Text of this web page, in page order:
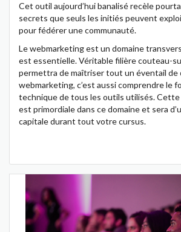
Cet outil aujourd’hui banalisé recèle
secrets que seuls les initiés peuvent
pour fédérer une communauté.
Le webmarketing est un domaine
est essentielle. Véritable filière couteau-
permettra de maîtriser tout un éventail de
webmarketing, c’est aussi comprendre le
technique de tous les outils utilisés.
est primordiale dans ce domaine et sera
capitale durant tout votre cursus.